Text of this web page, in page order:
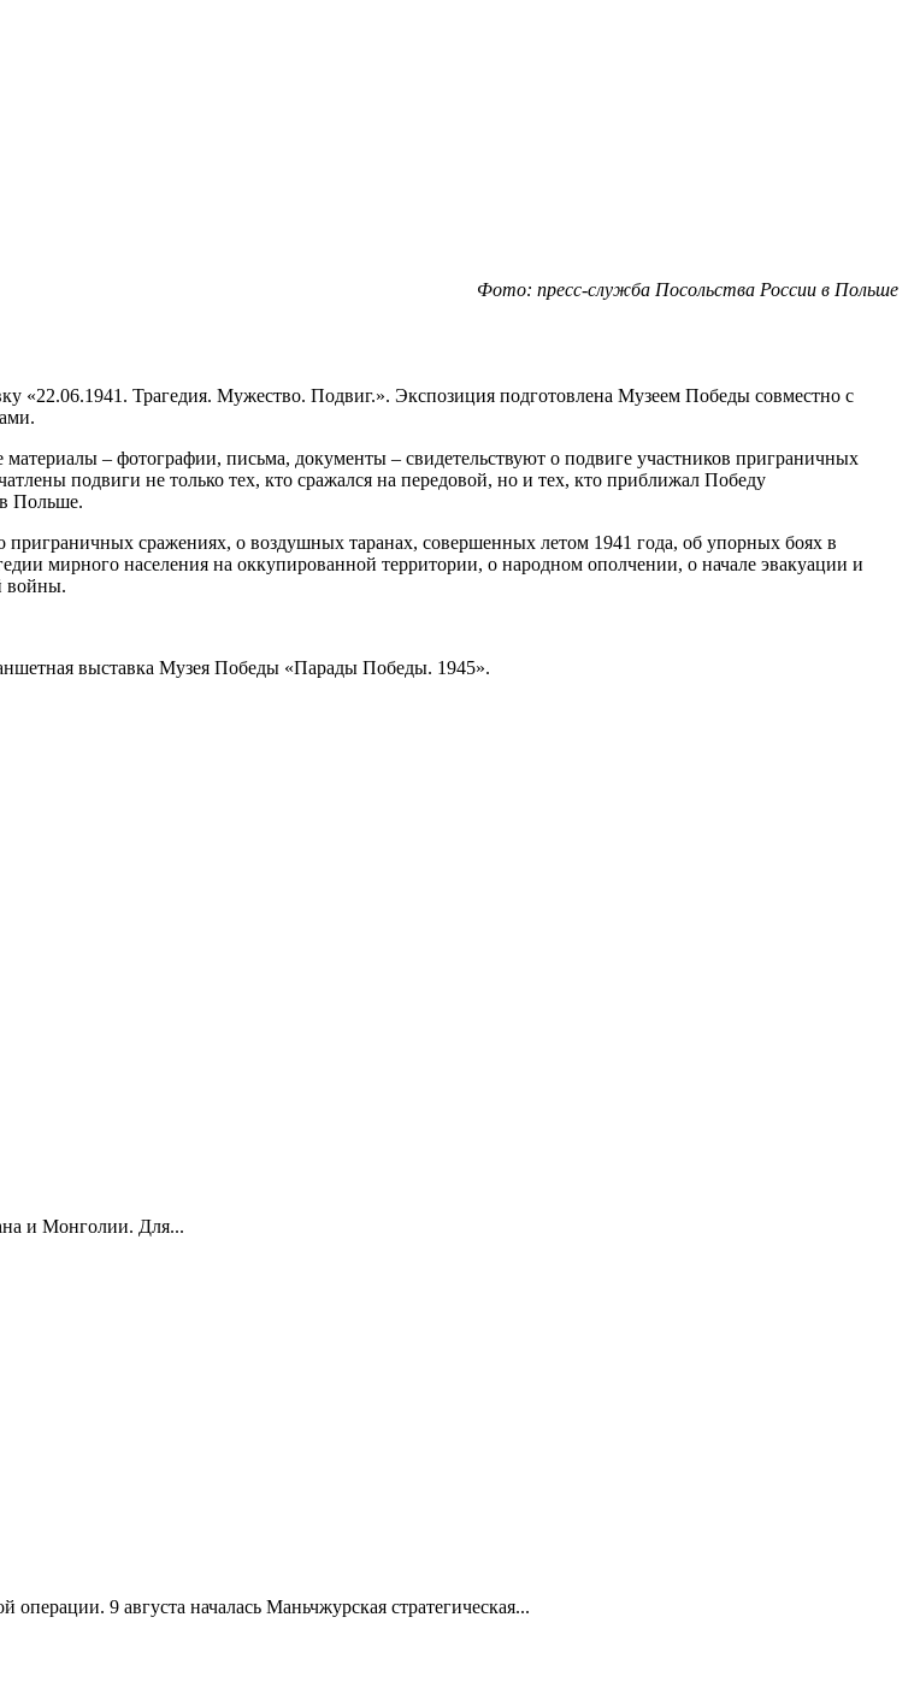
Фото: пресс-служба Посольства России в Польше
«22.06.1941. Трагедия. Мужество. Подвиг.». Экспозиция подготовлена Музеем Победы совместно с
– фотографии, письма, документы – свидетельствуют о подвиге участников приграничных
подвиги не только тех, кто сражался на передовой, но и тех, кто приближал Победу
Польше.
приграничных сражениях, о воздушных таранах, совершенных летом 1941 года, об упорных боях в
мирного населения на оккупированной территории, о народном ополчении, о начале эвакуации и
войны.
выставка Музея Победы «Парады Победы. 1945».
и Монголии. Для...
9 августа началась Маньчжурская стратегическая...